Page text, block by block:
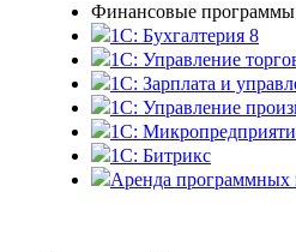
Финансовые программы
1С: Бухгалтерия 8
1C: Управление
1C: Зарплата и
1C: Управление
1С:
1C: Битрикс
Аренда программных